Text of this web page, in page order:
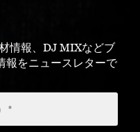
情報、DJ MIXなどブ
報をニュースレターで